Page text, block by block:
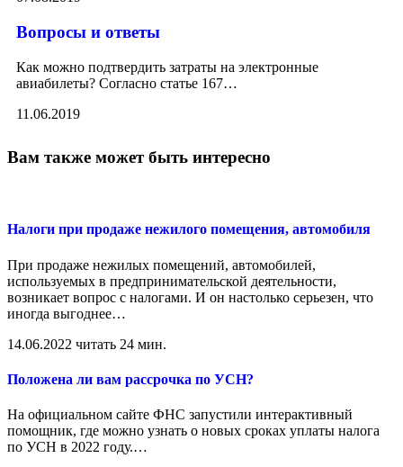
Вопросы и ответы
Как можно подтвердить затраты на электронные
авиабилеты? Согласно статье 167…
11.06.2019
Вам также может быть интересно
Налоги при продаже нежилого помещения, автомобиля
При продаже нежилых помещений, автомобилей,
используемых в предпринимательской деятельности,
возникает вопрос с налогами. И он настолько серьезен, что
иногда выгоднее…
14.06.2022 читать 24 мин.
Положена ли вам рассрочка по УСН?
На официальном сайте ФНС запустили интерактивный
помощник, где можно узнать о новых сроках уплаты налога
по УСН в 2022 году.…